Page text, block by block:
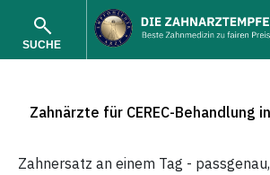
SUCHE
Zahnärzte für CEREC-Behandlung
Zahnersatz an einem Tag -